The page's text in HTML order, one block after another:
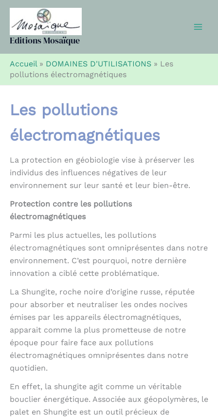
Aller
contenu
Editions Mosaïque
Accueil» DOMAINES D'UTILISATIONS » Les
pollutions électromagnétiques
Les pollutions
électromagnétiques
La protection en géobiologie vise à préserver les
individus des influences négatives de leur
environnement sur leur santé et leur bien-être.
Protection contre les pollutions
électromagnétiques
Parmi les plus actuelles, les pollutions
électromagnétiques sont omniprésentes dans notre
environnement. C’est pourquoi, notre dernière
innovation a ciblé cette problématique.
La Shungite, roche noire d’origine russe, réputée
pour absorber et neutraliser les ondes nocives
émises par les appareils électromagnétiques,
apparait comme la plus prometteuse de notre
époque pour faire face aux pollutions
électromagnétiques omniprésentes dans notre
quotidien.
En effet, la shungite agit comme un véritable
bouclier énergétique. Associée aux géopolymères, le
palet en Shungite est un outil précieux de